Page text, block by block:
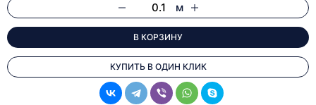
м
В КОРЗИНУ
КУПИТЬ В ОДИН КЛИК